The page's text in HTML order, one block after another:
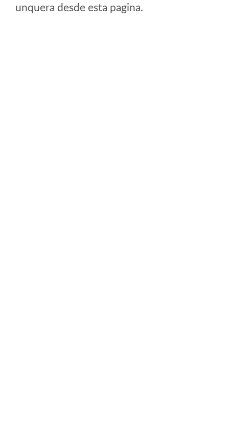
unquera desde esta pagina.